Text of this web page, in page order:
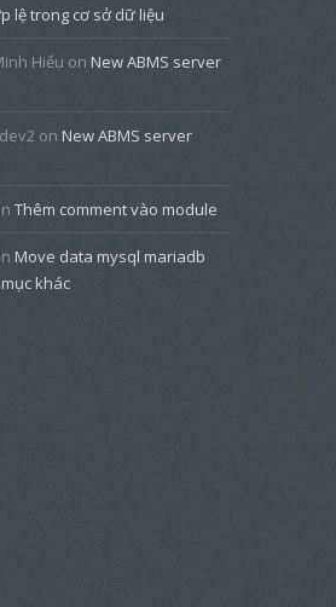
lệ trong cơ sở dữ liệu
Hiếu on New ABMS server
on New ABMS server
Thêm comment vào module
Move data mysql mariadb
khác